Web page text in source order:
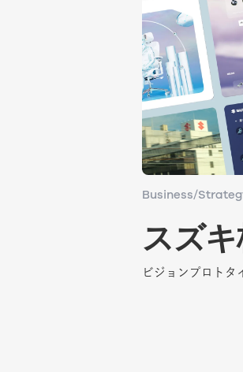
Business/
スズ
ビジョンプロトタ
Business/
スズ
ビジョンプロトタ